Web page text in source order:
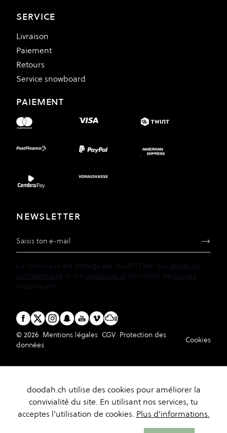
SERVICE
Livraison
Paiement
Retours
Service snowboard
PAIEMENT
NEWSLETTER
Adresse e-mail
Ce formulaire est protégé par reCAPTCHA. Les règles de
confidentialité et les conditions d' utilisation de Google
s'appliquent.
© 2026 Mentions légales CGV Protection des
données
Cookies
doodah.ch utilise des cookies pour améliorer la
convivialité du site. En utilisant nos services, tu
acceptes l'utilisation de cookies. Plus d'informations.